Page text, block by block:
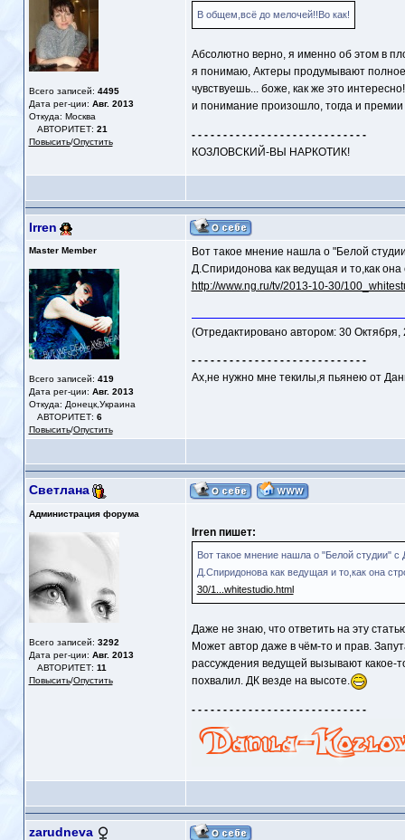
Всего записей: 4495
Дата рег-ции: Авг. 2013
Откуда: Москва
АВТОРИТЕТ: 21
Повысить/Опустить
В общем,всё до мелочей!!Во как!
Абсолютно верно, я именно об этом в
я понимаю, Актеры продумывают полное
чувствуешь... боже, как же это
и понимание произошло, тогда и
- - - - - - - - - - - - - - - - - - - - - - - - - - - -
КОЗЛОВСКИЙ-ВЫ НАРКОТИК!
Irren
Master Member
Всего записей: 419
Дата рег-ции: Авг. 2013
Откуда: Донецк,Украина
АВТОРИТЕТ: 6
Повысить/Опустить
Вот такое мнение нашла о "Белой
Д.Спиридонова как ведущая и то,как она
http://www.ng.ru/tv/2013-10-30/
(Отредактировано автором: 30 Октября,
- - - - - - - - - - - - - - - - - - - - - - - - - - - -
Ах,не нужно мне текилы,я пьянею от
Светлана
Администрация форума
Всего записей: 3292
Дата рег-ции: Авг. 2013
АВТОРИТЕТ: 11
Повысить/Опустить
Irren пишет:
Вот такое мнение нашла о "Белой студии"
Д.Спиридонова как ведущая и то,как она
30/1...whitestudio.html
Даже не знаю, что ответить на эту
Может автор даже в чём-то и прав.
рассуждения ведущей вызывают какое-
похвалил. ДК везде на высоте.
- - - - - - - - - - - - - - - - - - - - - - - - - - - -
zarudneva